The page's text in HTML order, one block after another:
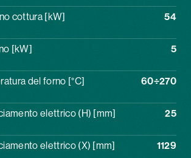
cottura [kW] 54
[kW] 5
del forno [°C] 60÷270
elettrico (H) [mm] 25
elettrico (X) [mm] 1129